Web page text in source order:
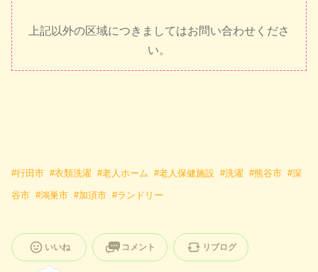
上記以外の区域につきましてはお問い合わせくださ
い。
#行田市 #衣類洗濯 #老人ホーム #老人保健施設 #洗濯 #熊谷市 #深
谷市 #鴻巣市 #加須市 #ランドリー
いいね コメント リブログ